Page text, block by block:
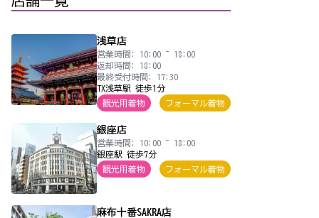
浅草店
営業時間: 10:00 ~ 18:00
返却時間: 18:00
最終受付時間: 17:30
TX浅草駅 徒歩1分
観光用着物
フォーマル着物
銀座店
営業時間: 10:00 ~ 18:00
銀座駅 徒歩7分
観光用着物
フォーマル着物
麻布十番SAKRA店